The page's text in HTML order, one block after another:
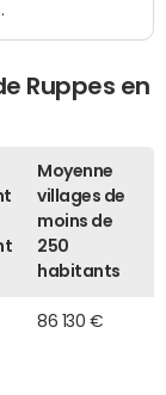
Ruppes en
Moyenne
villages de
moins de
250
habitants
86 130 €